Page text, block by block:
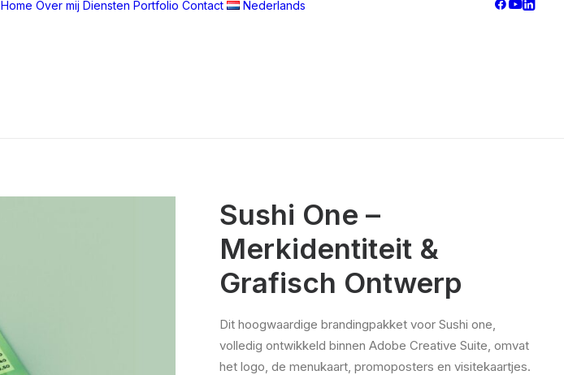
Home Over mij Diensten Portfolio Contact Nederlands
Sushi One –
Merkidentiteit &
Grafisch Ontwerp
Dit hoogwaardige brandingpakket voor Sushi one,
volledig ontwikkeld binnen Adobe Creative Suite, omvat
het logo, de menukaart, promoposters en visitekaartjes.